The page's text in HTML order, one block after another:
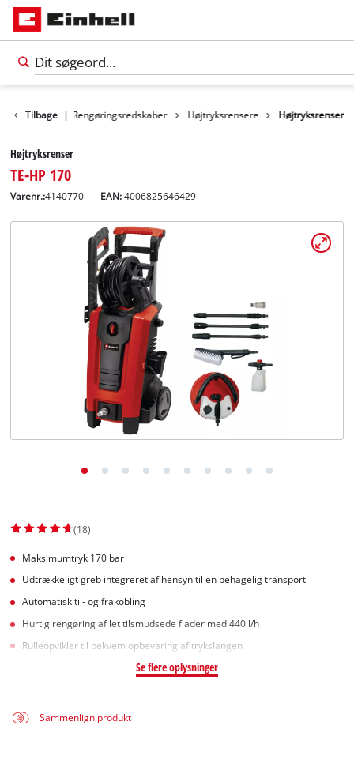
Tilbage |
Produkter Rengøringsredskaber Højtryksrensere Højtryksrenser
Højtryksrenser
TE-HP 170
Varenr.:4140770 EAN:4006825646429
(18)
Maksimumtryk 170 bar
Udtrækkeligt greb integreret af hensyn til en behagelig transport
Automatisk til- og frakobling
Hurtig rengøring af let tilsmudsede flader med 440 l/h
Rulleopvikler til bekvem opbevaring af trykslangen
Se flere oplysninger
Sammenlign produkt